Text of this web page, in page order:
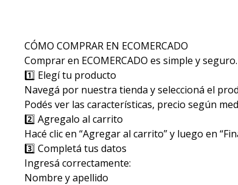
CÓMO COMPRAR EN ECOMERCADO
Comprar en ECOMERCADO es simple y
1️⃣ Elegí tu producto
Navegá por nuestra tienda y seleccioná el
Podés ver las características, precio según
2️⃣ Agregalo al carrito
Hacé clic en “Agregar al carrito” y luego en
3️⃣ Completá tus datos
Ingresá correctamente:
Nombre y apellido